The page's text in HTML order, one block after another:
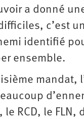
a donné
c’est
identifié
ensemble.
mandat,
le RCD, le FLN,